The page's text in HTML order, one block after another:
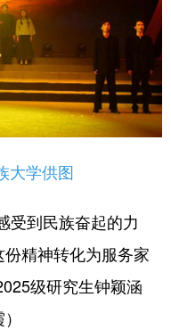
学供图
到民族奋起的力
精神转化为服务家
级研究生钟颖涵